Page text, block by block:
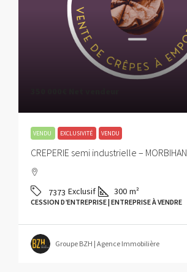
VENDU EXCLUSIVITÉ VENDU
CREPERIE semi industrielle – MORBIHAN
7373 Exclusif 300 m²
CESSION D’ENTREPRISE | ENTREPRISE À VENDRE
Groupe BZH | Agence Immobilière